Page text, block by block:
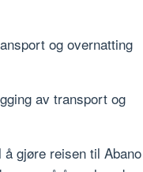
og overnatting
av transport og
gjøre reisen til Abano